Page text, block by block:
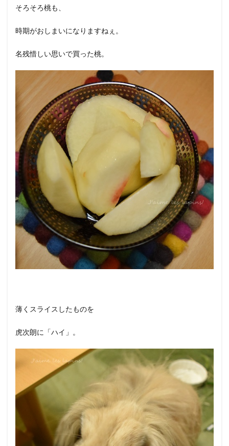
そろそろ桃も、
時期がおしまいになりますねぇ。
名残惜しい思いで買った桃。
薄くスライスしたものを
虎次朗に「ハイ」。